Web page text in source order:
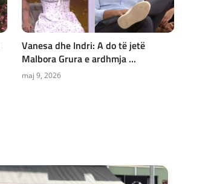
Vanesa dhe Indri: A do të jetë
Malbora Grura e ardhmja ...
maj 9, 2026